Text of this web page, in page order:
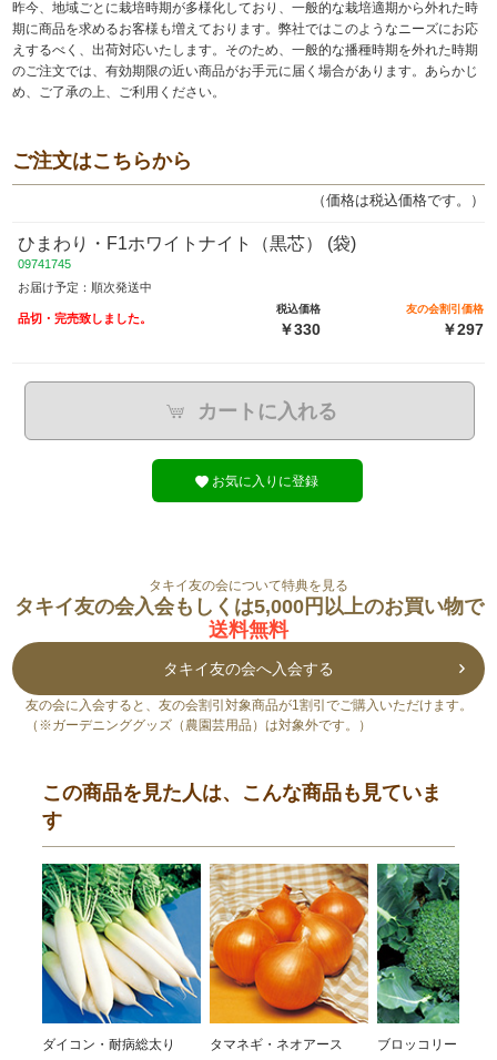
昨今、地域ごとに栽培時期が多様化しており、一般的な栽培適期から外れた時
期に商品を求めるお客様も増えております。弊社ではこのようなニーズにお応
えするべく、出荷対応いたします。そのため、一般的な播種時期を外れた時期
のご注文では、有効期限の近い商品がお手元に届く場合があります。あらかじ
め、ご了承の上、ご利用ください。
ご注文はこちらから
（価格は税込価格です。）
ひまわり・F1ホワイトナイト（黒芯） (袋)
09741745
お届け予定：順次発送中
品切・完売致しました。
税込価格
￥330
友の会割引価格
￥297
カートに入れる
お気に入りに登録
タキイ友の会について特典を見る
タキイ友の会入会もしくは5,000円以上のお買い物で
送料無料
タキイ友の会へ入会する
友の会に入会すると、友の会割引対象商品が1割引でご購入いただけます。
（※ガーデニンググッズ（農園芸用品）は対象外です。）
この商品を見た人は、こんな商品も見ていま
す
ダイコン・耐病総太り
タマネギ・ネオアース
ブロッコリー・ハ